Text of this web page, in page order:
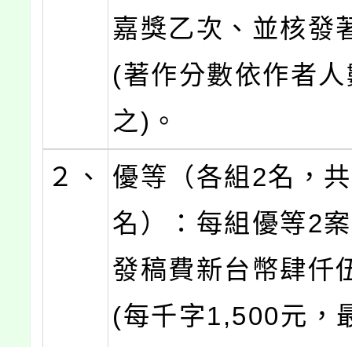
嘉獎乙次、並核發
(著作分數依作者
之)。
２、
優等（各組2名，
名）：每組優等2
發稿費新台幣肆仟
(每千字1,500元，